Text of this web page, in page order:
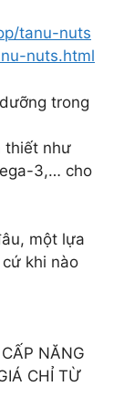
tanu-nuts
nuts.html
trong
thiết như
3,… cho
một lựa
khi nào
NĂNG
CHỈ TỪ